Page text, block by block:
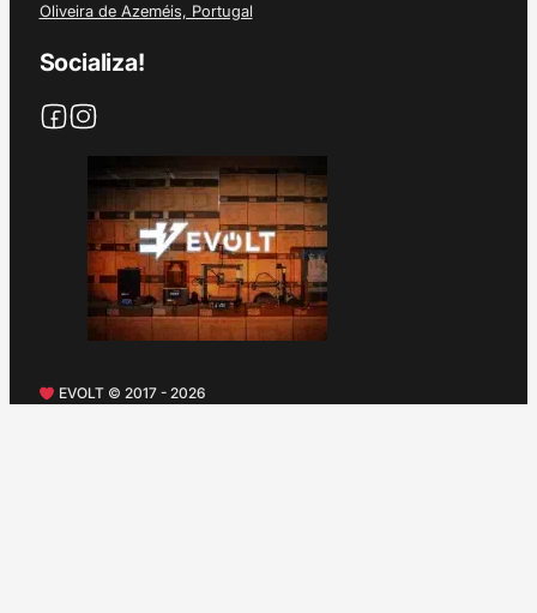
Oliveira de Azeméis, Portugal
Socializa!
EVOLT © 2017 - 2026